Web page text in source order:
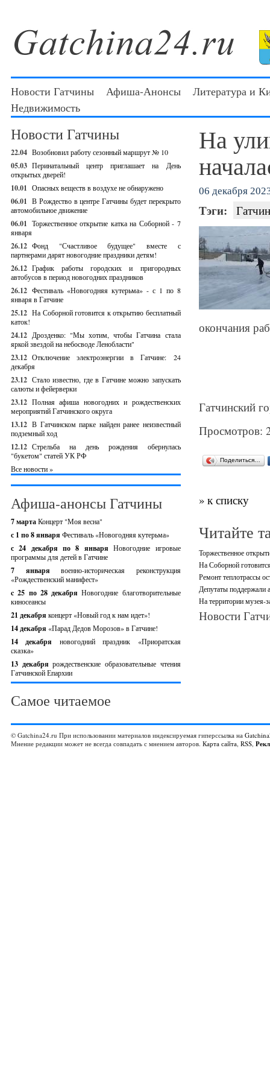
Новости Гатчины Афиша-Анонсы
Литература и
Недвижимость
Новости Гатчины
22.04 Возобновил работу сезонный маршрут № 10
05.03 Перинатальный центр приглашает на День
открытых дверей!
10.01 Опасных веществ в воздухе не обнаружено
06.01 В Рождество в центре Гатчины будет перекрыто
автомобильное движение
06.01 Торжественное открытие катка на Соборной - 7
января
26.12 Фонд "Счастливое будущее" вместе с
партнерами дарят новогодние праздники детям!
26.12 График работы городских и пригородных
автобусов в период новогодних праздников
26.12 Фестиваль «Новогодняя кутерьма» - с 1 по 8
января в Гатчине
25.12 На Соборной готовится к открытию бесплатный
каток!
24.12 Дрозденко: "Мы хотим, чтобы Гатчина стала
яркой звездой на небосводе Ленобласти"
23.12 Отключение электроэнергии в Гатчине: 24
декабря
23.12 Стало известно, где в Гатчине можно запускать
салюты и фейерверки
23.12 Полная афиша новогодних и рождественских
мероприятий Гатчинского округа
13.12 В Гатчинском парке найден ранее неизвестный
подземный ход
12.12 Стрельба на день рождения обернулась
"букетом" статей УК РФ
Все новости »
Афиша-анонсы Гатчины
7 мартаКонцерт "Моя весна"
с 1 по 8 января Фестиваль «Новогодняя кутерьма»
с 24 декабря по 8 январяНовогодние игровые
программы для детей в Гатчине
7 январявоенно-историческая реконструкция
«Рождественский манифест»
c 25 по 28 декабряНовогодние благотворительные
киносеансы
21 декабря концерт «Новый год к нам идет»!
14 декабря «Парад Дедов Морозов» в Гатчине!
14 декабря новогодний праздник «Приоратская
сказка»
13 декабрярождественские образовательные чтения
Гатчинской Епархии
Самое читаемое
На
06 декабря
Тэги:
окончания
Гатчинский
Просмотров:
Поделиться…
» к списку
Читайте
Торжественное
На Соборной
Ремонт теплотрассы
Депутаты поддержали
На территории музея-
Новости
© Gatchina24.ru При использовании материалов индексируемая гиперссылка на
Мнение редакции может не всегда совпадать с мнением авторов. Карта сайта, RSS,